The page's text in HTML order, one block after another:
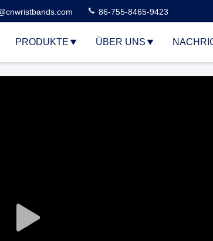
86-755-8465-9423
PRODUKTE ÜBER UNS
Play